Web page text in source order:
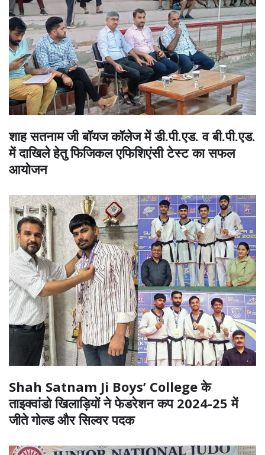
शाह सतनाम जी बॉयज कॉलेज में डी.पी.एड. व बी.पी.एड.
में दाखिले हेतु फिजिकल एफिशिएंसी टेस्ट का सफल
आयोजन
Shah Satnam Ji Boys’ College के
ताइक्वांडो खिलाड़ियों ने फेडरेशन कप 2024-25 में
जीते गोल्ड और सिल्वर पदक